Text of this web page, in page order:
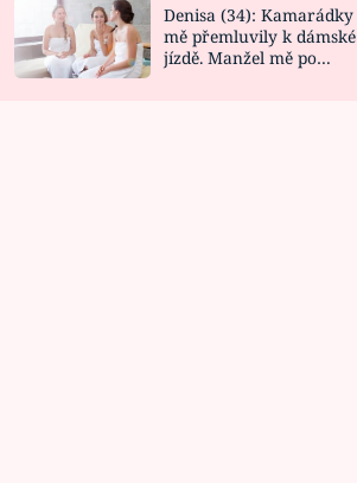
Denisa (34): Kamarádky
mě přemluvily k dámské
jízdě. Manžel mě po